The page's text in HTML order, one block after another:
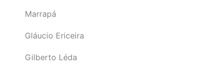
Marrapá
Gláucio Ericeira
Gilberto Léda